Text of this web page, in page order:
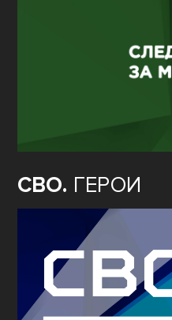
СВО. ГЕРОИ